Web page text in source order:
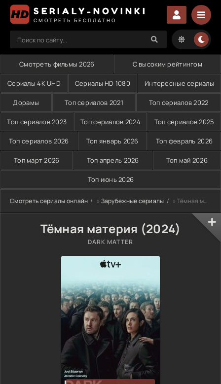
SERIALY-NOVINKI
СМОТРЕТЬ БЕСПЛАТНО
Смотреть фильмы 2026 С высоким рейтингом
Сериалы 4K UHD Сериалы HD 1080 Интересные сериалы
Дорамы Топ сериалов 2021 Топ сериалов 2022
Топ сериалов 2023 Топ сериалов 2024 Топ сериалов 2025
Топ сериалов 2026 Топ январь 2026 Топ февраль 2026
Топ март 2026 Топ апрель 2026 Топ май 2026
Топ июнь 2026
Смотреть сериалы онлайн » Зарубежные сериалы » Тёмная материя (2024)
Тёмная материя (2024)
DARK MATTER